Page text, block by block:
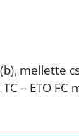
mellette
– ETO FC